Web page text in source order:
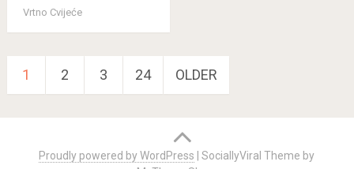
Vrtno Cvijeće
Brojevi
stranica
1 2 3 24 OLDER
Proudly powered by WordPress |SociallyViral Theme by